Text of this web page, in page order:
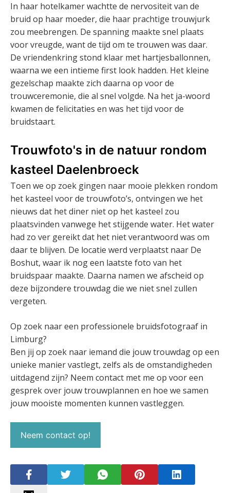
In haar hotelkamer wachtte de nervositeit van de
bruid op haar moeder, die haar prachtige trouwjurk
zou meebrengen. De spanning maakte snel plaats
voor vreugde, want de tijd om te trouwen was daar.
De vriendenkring stond klaar met hartjesballonnen,
waarna we een intieme first look hadden. Het kleine
gezelschap maakte zich daarna op voor de
trouwceremonie, die al snel volgde. Na het ja-woord
kwamen de felicitaties en was het tijd voor de
bruidstaart.
Trouwfoto's in de natuur rondom
kasteel Daelenbroeck
Toen we op zoek gingen naar mooie plekken rondom
het kasteel voor de trouwfoto’s, ontvingen we het
nieuws dat het diner niet op het kasteel zou
plaatsvinden vanwege het stijgende water. Het water
had zo ver gereikt dat het niet verantwoord was om
daar te blijven. De locatie werd verplaatst naar De
Boshut, waar ik nog een laatste foto van het
bruidspaar maakte. Daarna namen we afscheid op
deze bijzondere trouwdag die we niet snel zullen
vergeten.
Op zoek naar een professionele bruidsfotograaf in
Limburg?
Ben jij op zoek naar iemand die jouw trouwdag op een
unieke manier vastlegt, zelfs als de omstandigheden
uitdagend zijn? Neem contact met me op voor een
gesprek over jouw trouwplannen en hoe we samen
jouw mooiste momenten kunnen vastleggen.
Neem contact op!